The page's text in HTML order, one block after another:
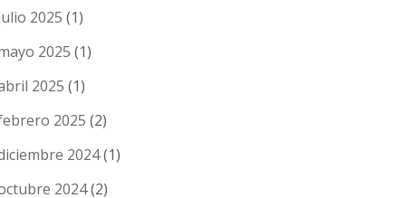
2025 (1)
2025 (1)
2025 (1)
2025 (2)
2024(1)
2024(2)